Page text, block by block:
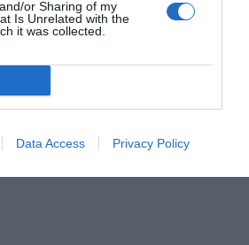
or Sharing of my
Is Unrelated with the
it was collected.
Data Access Privacy Policy